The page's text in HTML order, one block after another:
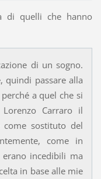
di quelli che hanno
di un sogno.
quindi passare alla
a quel che si
Carraro il
come sostituto del
come in
incedibili ma
in base alle mie